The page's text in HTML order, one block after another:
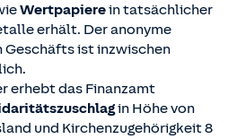
Wertpapierein tatsächlicher
erhält. Der anonyme
Geschäfts ist inzwischen
erhebt das Finanzamt
in Höhe von
und Kirchenzugehörigkeit 8